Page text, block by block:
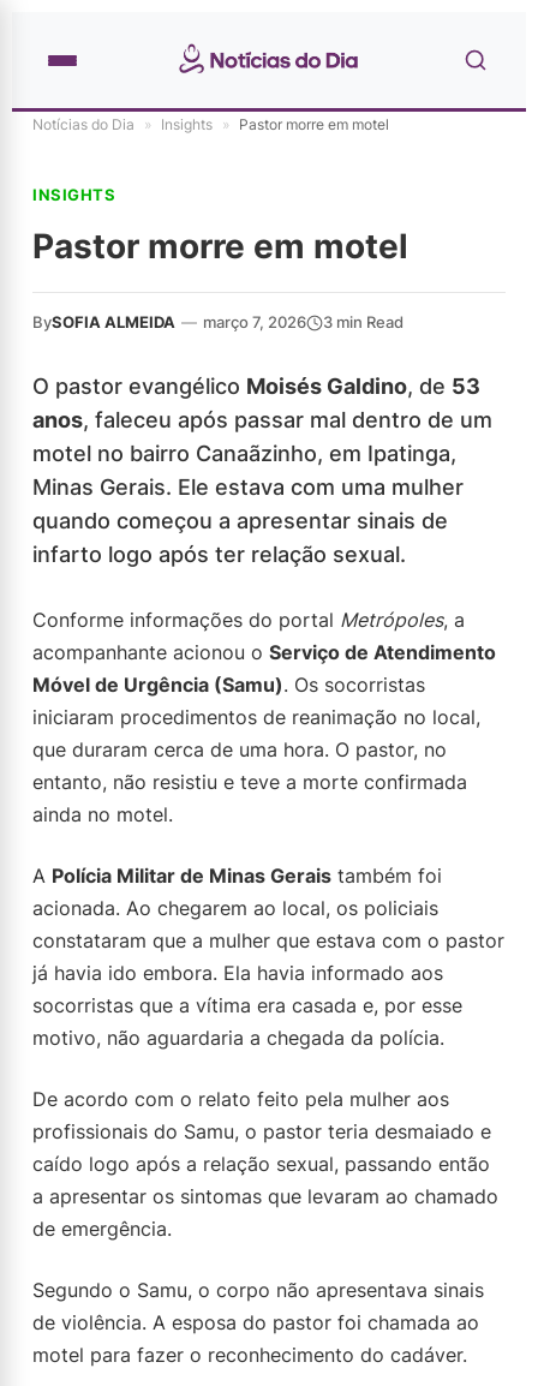
Notícias do Dia » Insights » Pastor morre em motel
INSIGHTS
Pastor morre em motel
BySOFIA ALMEIDA — março 7, 2026 3 min Read
O pastor evangélico Moisés Galdino, de 53
anos, faleceu após passar mal dentro de um
motel no bairro Canaãzinho, em Ipatinga,
Minas Gerais. Ele estava com uma mulher
quando começou a apresentar sinais de
infarto logo após ter relação sexual.
Conforme informações do portal Metrópoles, a
acompanhante acionou o Serviço de Atendimento
Móvel de Urgência (Samu). Os socorristas
iniciaram procedimentos de reanimação no local,
que duraram cerca de uma hora. O pastor, no
entanto, não resistiu e teve a morte confirmada
ainda no motel.
A Polícia Militar de Minas Gerais também foi
acionada. Ao chegarem ao local, os policiais
constataram que a mulher que estava com o pastor
já havia ido embora. Ela havia informado aos
socorristas que a vítima era casada e, por esse
motivo, não aguardaria a chegada da polícia.
De acordo com o relato feito pela mulher aos
profissionais do Samu, o pastor teria desmaiado e
caído logo após a relação sexual, passando então
a apresentar os sintomas que levaram ao chamado
de emergência.
Segundo o Samu, o corpo não apresentava sinais
de violência. A esposa do pastor foi chamada ao
motel para fazer o reconhecimento do cadáver.